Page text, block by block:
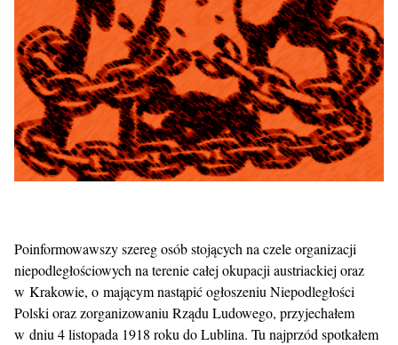
Poinformowawszy szereg osób stojących na czele organizacji
niepodległościowych na terenie całej okupacji austriackiej oraz
w Krakowie, o mającym nastąpić ogłoszeniu Niepodległości
Polski oraz zorganizowaniu Rządu Ludowego, przyjechałem
w dniu 4 listopada 1918 roku do Lublina. Tu najprzód spotkałem